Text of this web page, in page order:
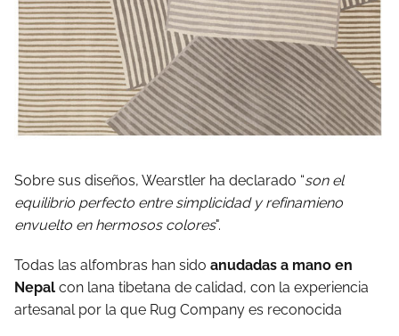
Sobre sus diseños, Wearstler ha declarado “son el
equilibrio perfecto entre simplicidad y refinamieno
envuelto en hermosos colores".
Todas las alfombras han sido anudadas a mano en
Nepal con lana tibetana de calidad, con la experiencia
artesanal por la que Rug Company es reconocida